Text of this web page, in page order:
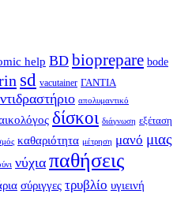
help BD bioprepare bode
sd vacutainer ΓΑΝΤΙΑ
απολυμαντικό
δίσκοι διάγνωση εξέταση
καθαριότητα μέτρηση μανό μιας
νύχια παθήσεις
σύριγγες τρυβλίο υγιεινή